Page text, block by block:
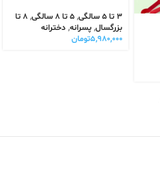
3 تا 5 سالگی , 5 تا 8 سالگی ,
8 تا
بزرگسال, پسرانه, دخترانه
۵,۹۸۰,۰۰۰تومان